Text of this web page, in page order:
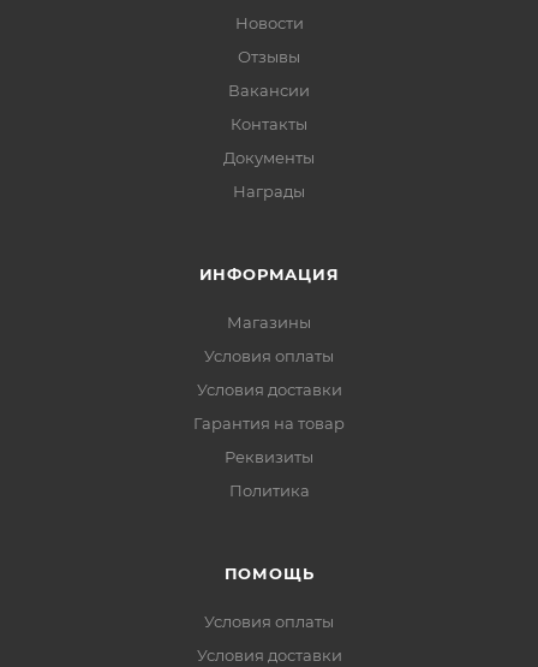
Новости
Отзывы
Вакансии
Контакты
Документы
Награды
ИНФОРМАЦИЯ
Магазины
Условия оплаты
Условия доставки
Гарантия на товар
Реквизиты
Политика
ПОМОЩЬ
Условия оплаты
Условия доставки